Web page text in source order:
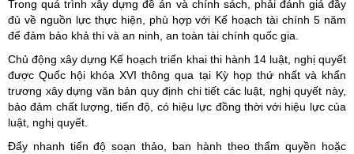
Trong quá trình xây dựng đề án và chính sách, phải đánh giá đầy
đủ về nguồn lực thực hiện, phù hợp với Kế hoạch tài chính 5 năm
để đảm bảo khả thi và an ninh, an toàn tài chính quốc gia.
Chủ động xây dựng Kế hoạch triển khai thi hành 14 luật, nghị quyết
được Quốc hội khóa XVI thông qua tại Kỳ họp thứ nhất và khẩn
trương xây dựng văn bản quy định chi tiết các luật, nghị quyết này,
bảo đảm chất lượng, tiến độ, có hiệu lực đồng thời với hiệu lực của
luật, nghị quyết.
Đẩy nhanh tiến độ soạn thảo, ban hành theo thẩm quyền hoặc